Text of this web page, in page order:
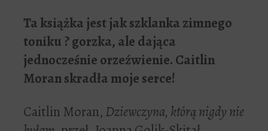
Ta książka jest jak szklanka zimnego
toniku ? gorzka, ale dająca
jednocześnie orzeźwienie. Caitlin
Moran skradła moje serce!
Caitlin Moran,Dziewczyna, którą nigdy nie